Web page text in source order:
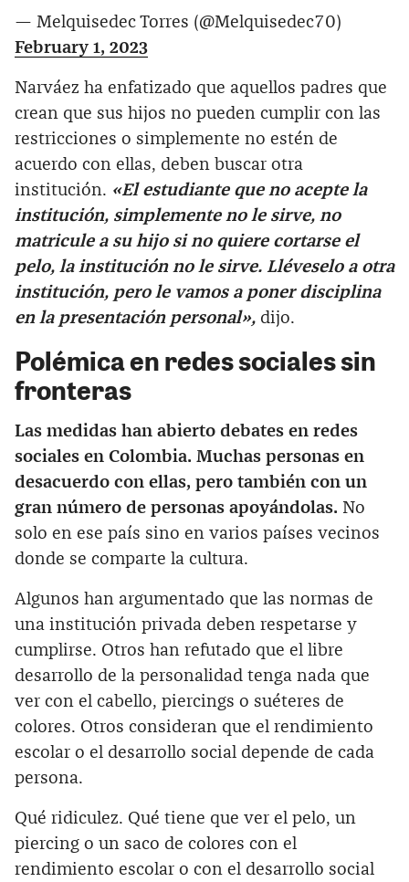
— Melquisedec Torres (@Melquisedec70)
February 1, 2023
Narváez ha enfatizado que aquellos padres que
crean que sus hijos no pueden cumplir con las
restricciones o simplemente no estén de
acuerdo con ellas, deben buscar otra
institución. «El estudiante que no acepte la
institución, simplemente no le sirve, no
matricule a su hijo si no quiere cortarse el
pelo, la institución no le sirve. Lléveselo a otra
institución, pero le vamos a poner disciplina
en la presentación personal», dijo.
Polémica en redes sociales sin
fronteras
Las medidas han abierto debates en redes
sociales en Colombia. Muchas personas en
desacuerdo con ellas, pero también con un
gran número de personas apoyándolas. No
solo en ese país sino en varios países vecinos
donde se comparte la cultura.
Algunos han argumentado que las normas de
una institución privada deben respetarse y
cumplirse. Otros han refutado que el libre
desarrollo de la personalidad tenga nada que
ver con el cabello, piercings o suéteres de
colores. Otros consideran que el rendimiento
escolar o el desarrollo social depende de cada
persona.
Qué ridiculez. Qué tiene que ver el pelo, un
piercing o un saco de colores con el
rendimiento escolar o con el desarrollo social